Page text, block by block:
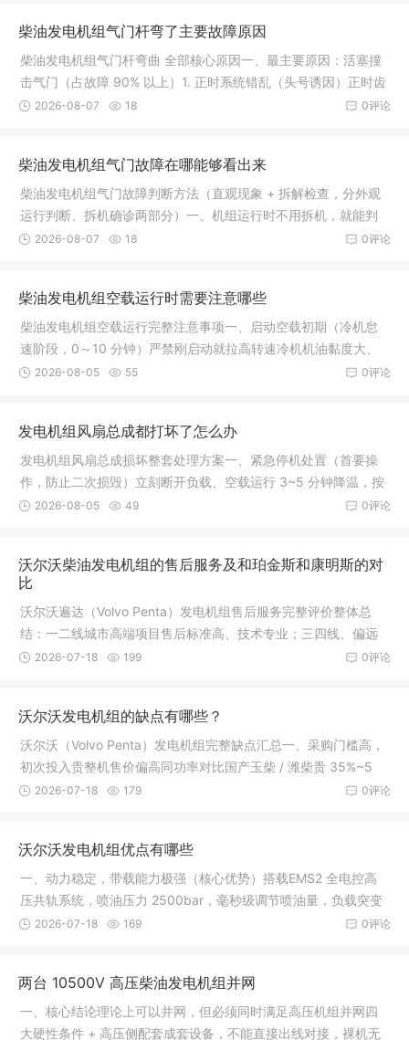
柴油发电机组气门杆弯了主要故障原因
柴油发电机组气门杆弯曲 全部核心原因一、最主要原因：活塞撞
击气门（占故障 90% 以上）1. 正时系统错乱（头号诱因）正时齿
轮、正时链条 / 皮带磨损、跳齿、断齿，曲轴与凸轮轴相位错0评论
2026-08-07 18
柴油发电机组气门故障在哪能够看出来
柴油发电机组气门故障判断方法（直观现象 + 拆解检查，分外观
运行判断、拆机确诊两部分）一、机组运行时不用拆机，就能判
断气门出问题1. 动力明显下降、带载无力满载运行电压 / 频率掉0评论
2026-08-07 18
‌柴油发电机组空载运行时需要注意哪些
柴油发电机组空载运行完整注意事项一、启动空载初期（冷机怠
速阶段，0～10 分钟）严禁刚启动就拉高转速冷机机油黏度大、
各摩擦副润滑未建立，直接猛踩油门提速，易造成曲轴、轴瓦、
0评论
2026-08-05 55
发电机组风扇总成都打坏了怎么办
发电机组风扇总成损坏整套处理方案一、紧急停机处置（首要操
作，防止二次损毁）立刻断开负载、空载运行 3~5 分钟降温，按
下紧急停机键停机，切断电瓶总电源，杜绝带病运转。损坏风扇
0评论
2026-08-05 49
沃尔沃柴油发电机组的售后服务及和珀金斯和康明斯的对
比
沃尔沃遍达（Volvo Penta）发电机组售后服务完整评价整体总
结：一二线城市高端项目售后标准高、技术专业；三四线、偏远
工地短板明显，配件贵、维修门槛高，适合有预算、固定运维团
0评论
2026-07-18 199
沃尔沃发电机组的缺点有哪些？
沃尔沃（Volvo Penta）发电机组完整缺点汇总一、采购门槛高，
初次投入贵整机售价偏高同功率对比国产玉柴 / 潍柴贵 35%~5
0%；对比珀金斯、康明斯合资机型贵 15%~25%，前期一次性投
0评论
2026-07-18 179
沃尔沃发电机组优点有哪些
一、动力稳定，带载能力极强（核心优势）搭载EMS2 全电控高
压共轨系统，喷油压力 2500bar，毫秒级调节喷油量，负载突变
响应极快。低惯量增压器，突加负载恢复快，瞬态电压、频率波
0评论
2026-07-18 169
两台 10500V 高压柴油发电机组并网
一、核心结论理论上可以并网，但必须同时满足高压机组并网四
大硬性条件 + 高压侧配套成套设备，不能直接出线对接，裸机无